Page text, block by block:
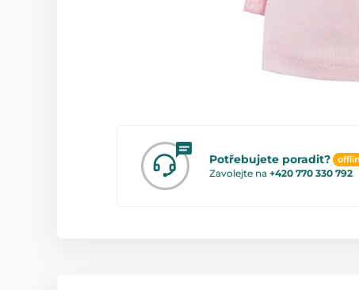
Potřebujete poradit?
Zavolejte na +420 770 330 792